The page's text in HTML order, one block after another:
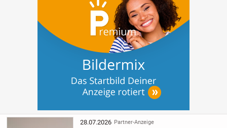
28.07.2026 Partner-Anzeige